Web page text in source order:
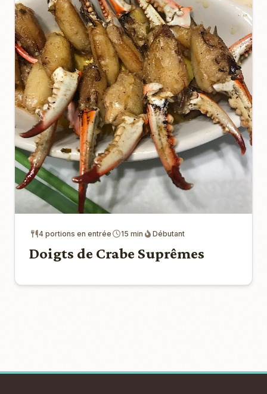
4 portions en entrée 15 min Débutant
Doigts de Crabe Suprêmes